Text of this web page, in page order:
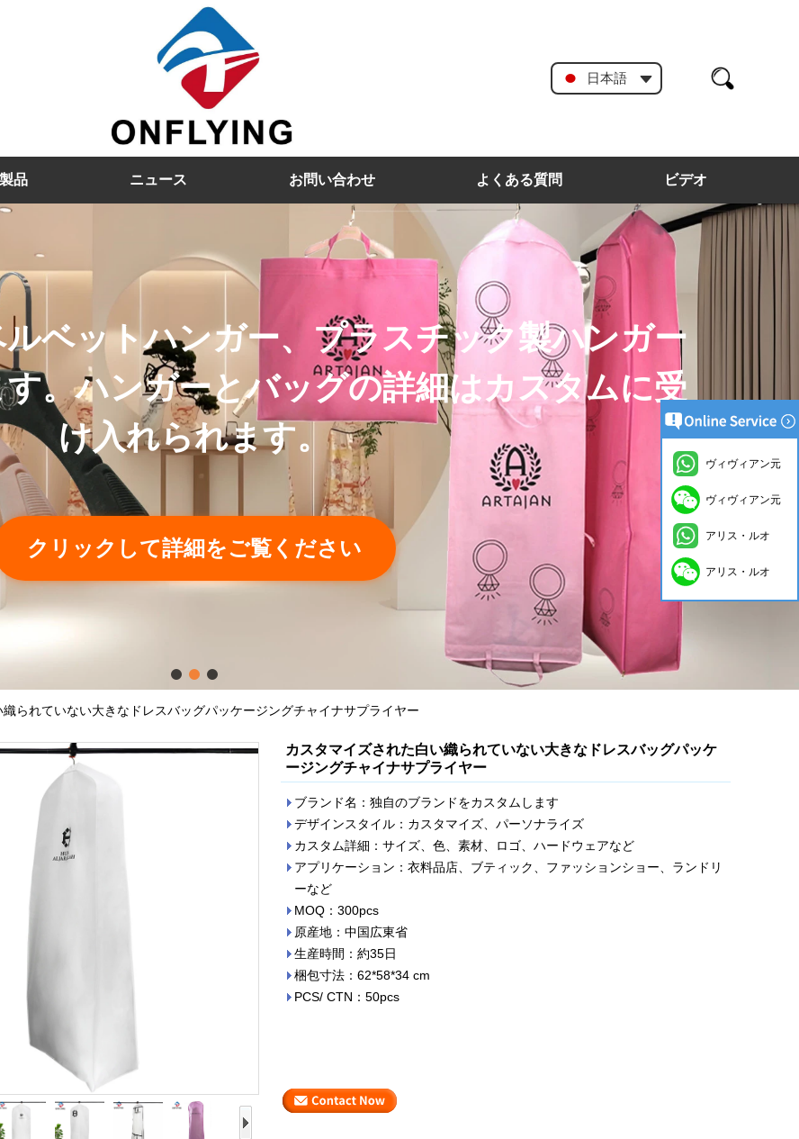
日本語
製品 ニュース お問い合わせ よくある質問 ビデオ
ベットハンガー、プラスチック製ハンガー
。ハンガーとバッグの詳細はカスタムに受
け入れられます。
クリックして詳細をご覧ください
られていない大きなドレスバッグパッケージングチャイナサプライヤー
カスタマイズされた白い織られていない大きなドレスバッグパッケ
ージングチャイナサプライヤー
ブランド名：独自のブランドをカスタムします
デザインスタイル：カスタマイズ、パーソナライズ
カスタム詳細：サイズ、色、素材、ロゴ、ハードウェアなど
アプリケーション：衣料品店、ブティック、ファッションショー、ランドリ
ーなど
MOQ：300pcs
原産地：中国広東省
生産時間：約35日
梱包寸法：62*58*34 cm
PCS/ CTN：50pcs
ヴィヴィアン元
ヴィヴィアン元
アリス・ルオ
アリス・ルオ